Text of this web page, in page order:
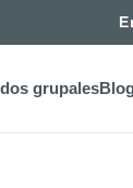
grupales